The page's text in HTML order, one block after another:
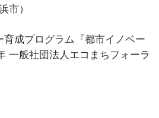
市）
育成プログラム『都市イノベー
一般社団法人エコまちフォーラ